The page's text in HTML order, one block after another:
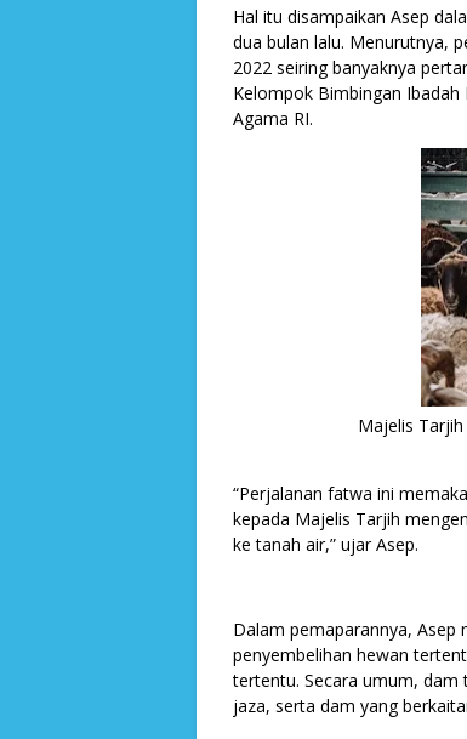
Hal itu disampaikan Asep
dua bulan lalu. Menurutnya,
2022 seiring banyaknya
Kelompok Bimbingan Ibadah
Agama RI.
Majelis
“Perjalanan fatwa ini
kepada Majelis Tarjih
ke tanah air,” ujar Asep.
Dalam pemaparannya, Asep
penyembelihan hewan
tertentu. Secara umum,
jaza, serta dam yang